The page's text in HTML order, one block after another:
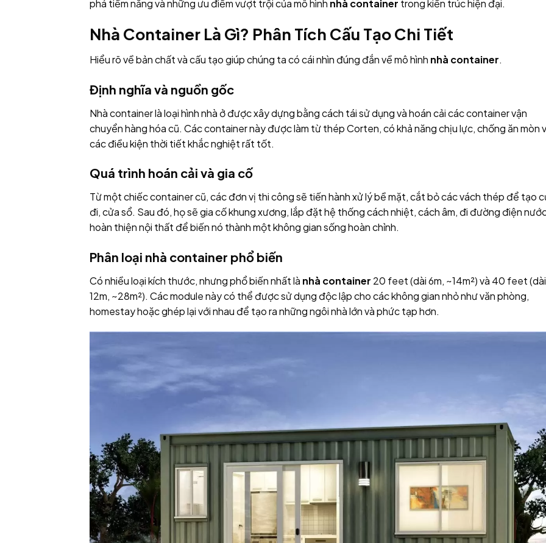
phá tiềm năng và những ưu điểm vượt trội của mô hình nhà container trong kiến trúc hiện đại.
Nhà Container Là Gì? Phân Tích Cấu Tạo Chi Tiết
Hiểu rõ về bản chất và cấu tạo giúp chúng ta có cái nhìn đúng đắn về mô hình nhà container.
Định nghĩa và nguồn gốc
Nhà container là loại hình nhà ở được xây dựng bằng cách tái sử dụng và hoán cải các container vận
chuyển hàng hóa cũ. Các container này được làm từ thép Corten, có khả năng chịu lực, chống ăn mòn
các điều kiện thời tiết khắc nghiệt rất tốt.
Quá trình hoán cải và gia cố
Từ một chiếc container cũ, các đơn vị thi công sẽ tiến hành xử lý bề mặt, cắt bỏ các vách thép để tạo
đi, cửa sổ. Sau đó, họ sẽ gia cố khung xương, lắp đặt hệ thống cách nhiệt, cách âm, đi đường điện
hoàn thiện nội thất để biến nó thành một không gian sống hoàn chỉnh.
Phân loại nhà container phổ biến
Có nhiều loại kích thước, nhưng phổ biến nhất là nhà container 20 feet (dài 6m, ~14m²) và 40 feet (dài
12m, ~28m²). Các module này có thể được sử dụng độc lập cho các không gian nhỏ như văn phòng,
homestay hoặc ghép lại với nhau để tạo ra những ngôi nhà lớn và phức tạp hơn.